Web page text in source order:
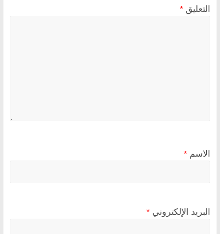
التعليق *
الاسم *
البريد الإلكتروني *